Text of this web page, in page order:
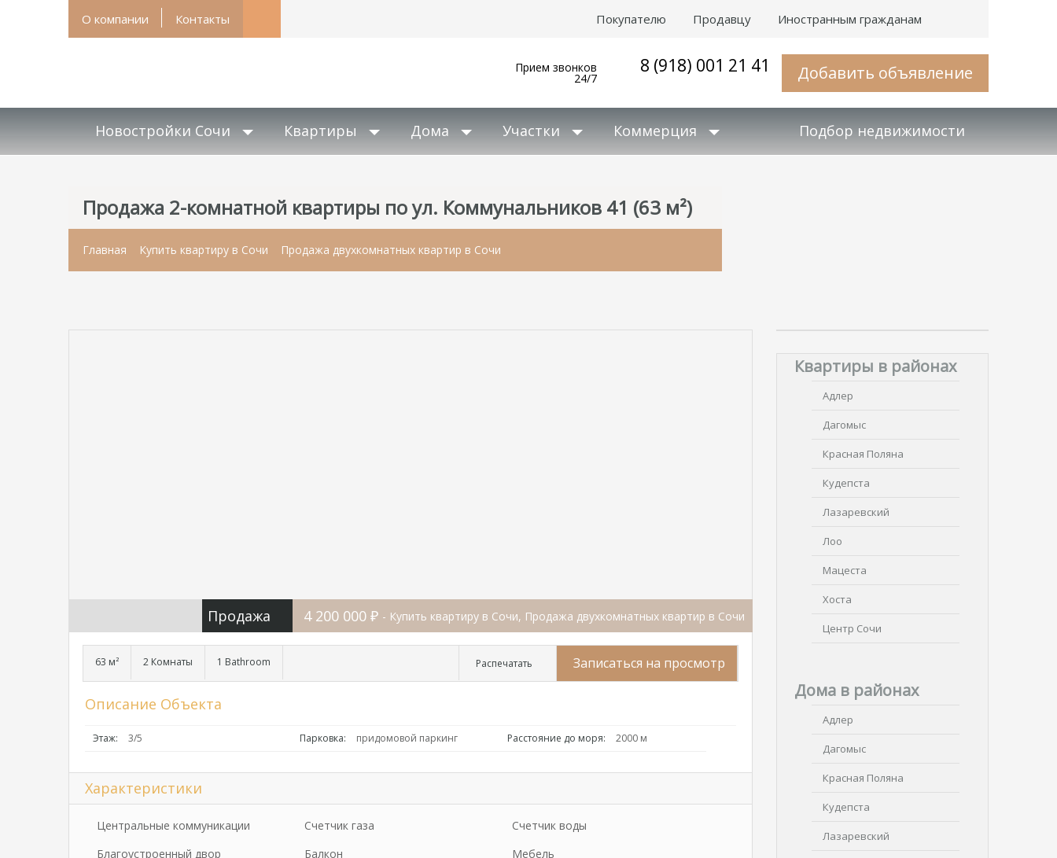
О компании Контакты Покупателю Продавцу Иностранным гражданам
Прием звонков
24/7
8 (918) 001 21 41 Добавить объявление
Новостройки Сочи Квартиры Дома Участки Коммерция Подбор недвижимости
Продажа 2-комнатной квартиры по ул. Коммунальников 41 (63 м²)
Главная Купить квартиру в Сочи Продажа двухкомнатных квартир в Сочи
Продажа 4 200 000 ₽ - Купить квартиру в Сочи, Продажа двухкомнатных квартир в Сочи
63 м² 2 Комнаты 1 Bathroom Записаться на просмотр
Распечатать
Описание Объекта
Этаж: 3/5 Парковка: придомовой паркинг Расстояние до моря: 2000 м
Характеристики
Центральные коммуникации Счетчик газа
Счетчик воды
Благоустроенный двор
Балкон
Мебель
Квартиры в районах
Адлер
Дагомыс
Красная Поляна
Кудепста
Лазаревский
Лоо
Мацеста
Хоста
Центр Сочи
Дома в районах
Адлер
Дагомыс
Красная Поляна
Кудепста
Лазаревский